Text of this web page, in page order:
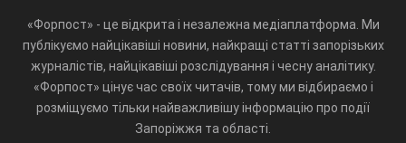
«Форпост» - це відкрита і незалежна медіаплатформа. Ми
публікуємо найцікавіші новини, найкращі статті запорізьких
журналістів, найцікавіші розслідування і чесну аналітику.
«Форпост» цінує час своїх читачів, тому ми відбираємо і
розміщуємо тільки найважливішу інформацію про події
Запоріжжя та області.